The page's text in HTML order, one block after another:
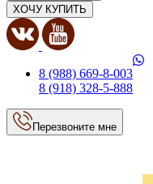
ХОЧУ КУПИТЬ
8 (988) 669-8-003
8 (918) 328-5-888
Перезвоните мне